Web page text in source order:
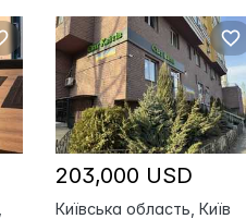
203,000 USD
Київська область, Київ